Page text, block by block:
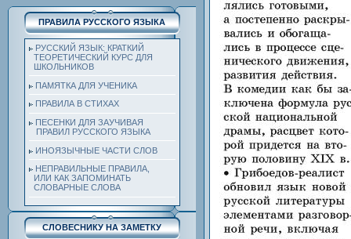
ПРАВИЛА РУССКОГО ЯЗЫКА
РУССКИЙ ЯЗЫК: КРАТКИЙ
ТЕОРЕТИЧЕСКИЙ КУРС ДЛЯ
ШКОЛЬНИКОВ
ПАМЯТКА ДЛЯ УЧЕНИКА
ПРАВИЛА В СТИХАХ
ПЕСЕНКИ ДЛЯ ЗАУЧИВАЯ
ПРАВИЛ РУССКОГО ЯЗЫКА
ИНОЯЗЫЧНЫЕ ЧАСТИ СЛОВ
НЕПРАВИЛЬНЫЕ ПРАВИЛА,
ИЛИ КАК ЗАПОМИНАТЬ
СЛОВАРНЫЕ СЛОВА
СЛОВЕСНИКУ НА ЗАМЕТКУ